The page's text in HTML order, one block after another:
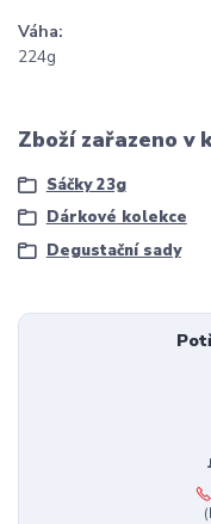
Váha:
224g
Zboží zařazeno v
Sáčky 23g
Dárkové kolekce
Degustační sady